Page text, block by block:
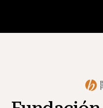
Recursos para